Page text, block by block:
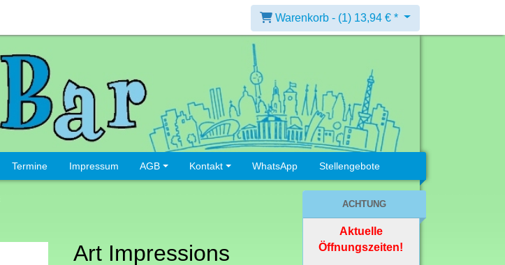
Warenkorb - (1) 13,94 € *
Termine Impressum AGB Kontakt WhatsApp Stellengebote
Art Impressions
ACHTUNG
Aktuelle
Öffnungszeiten!